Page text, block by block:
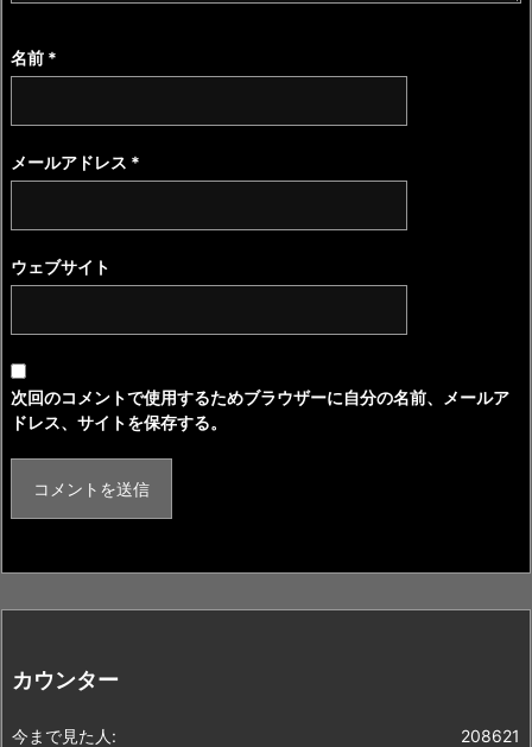
名前 *
メールアドレス *
ウェブサイト
次回のコメントで使用するためブラウザーに自分の名前、メールア
ドレス、サイトを保存する。
カウンター
208621
今まで見た人: